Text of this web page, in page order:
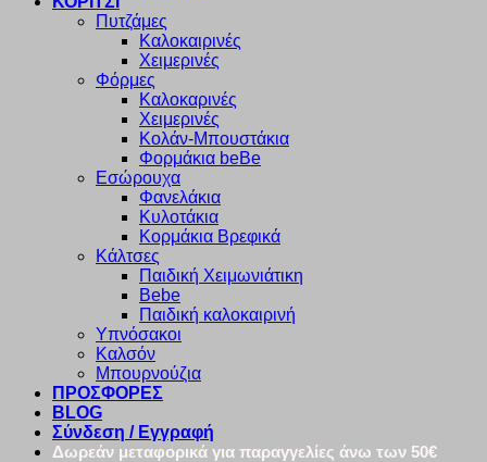
Πυτζάμες
Καλοκαιρινές
Χειμερινές
Φόρμες
Καλοκαρινές
Χειμερινές
Κολάν-Μπουστάκια
Φορμάκια beBe
Εσώρουχα
Φανελάκια
Κυλοτάκια
Κορμάκια Βρεφικά
Κάλτσες
Παιδική Χειμωνιάτικη
Bebe
Παιδική καλοκαιρινή
Υπνόσακοι
Καλσόν
Μπουρνούζια
ΠΡΟΣΦΟΡΕΣ
BLOG
Σύνδεση / Εγγραφή
Δωρεάν μεταφορικά για παραγγελίες άνω των 50€